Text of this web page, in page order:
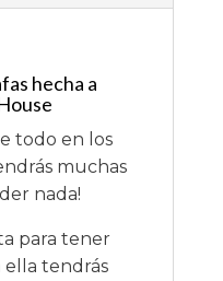
hecha a
todo en los
muchas
nada!
para tener
ella tendrás